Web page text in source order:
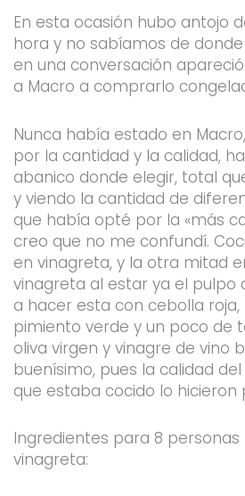
En esta ocasión hubo antojo
hora y no sabíamos de
en una conversación
a Macro a comprarlo
Nunca había estado en
por la cantidad y la calidad,
abanico donde elegir, total
y viendo la cantidad de
que había opté por la «más
creo que no me confundí.
en vinagreta, y la otra mitad
vinagreta al estar ya el pulpo
a hacer esta con cebolla roja,
pimiento verde y un poco de
oliva virgen y vinagre de vino
buenísimo, pues la calidad
que estaba cocido lo hicieron
Ingredientes para 8 personas
vinagreta: